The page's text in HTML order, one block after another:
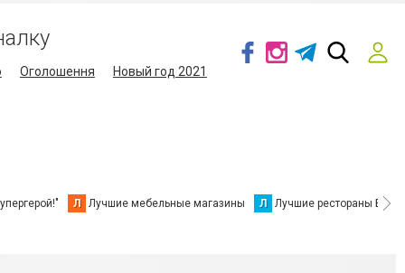
Оголошення Новый год 2021
Л Лучшие мебельные магазины Л Лучшие рестораны